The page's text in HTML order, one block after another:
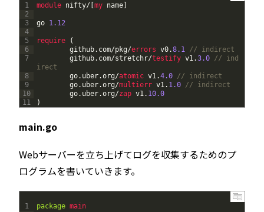
1
2
3
4
5
6
7
8
9
10
11
module nifty/ [my name]
go 1.12
require
(
github. com/pkg/errors v0.8.1 // indirect
github. com/stretchr/testify v1.3.0 // ind
irect
go. uber.org/atomic v1.4.0 // indirect
go. uber.org/multierr v1. 1.0 // indirect
go. uber.org/zap v1. 10.0
)
main.go
Webサーバーを立ち上げてログを収集するためのプ
ログラムを書いていきます。
1
package main